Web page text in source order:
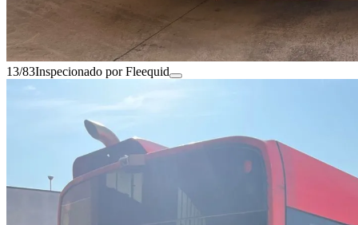
13/83Inspecionado por Fleequid